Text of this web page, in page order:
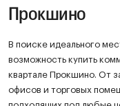
Прокшино
В поиске идеального
возможность купить
квартале Прокшино. От
офисов и торговых